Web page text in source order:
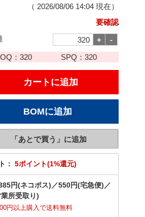
（ 2026/08/06 14:04 現在）
要確認
：320 SPQ： 320
： 5ポイント(1%還元)
円(ネコポス) ／550円(宅急便) ／
所受取り)
円以上購入で送料無料